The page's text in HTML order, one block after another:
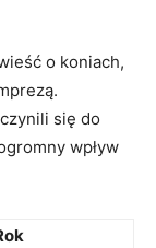
o koniach,
się do
wpływ